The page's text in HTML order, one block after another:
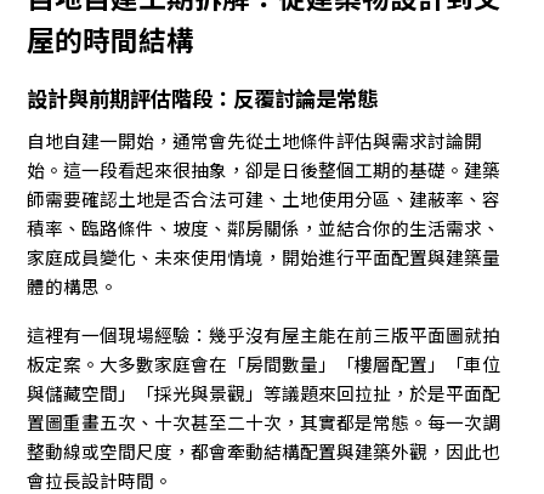
屋的時間結構
設計與前期評估階段：反覆討論是常態
自地自建一開始，通常會先從土地條件評估與需求討論開
始。這一段看起來很抽象，卻是日後整個工期的基礎。建築
師需要確認土地是否合法可建、土地使用分區、建蔽率、容
積率、臨路條件、坡度、鄰房關係，並結合你的生活需求、
家庭成員變化、未來使用情境，開始進行平面配置與建築量
體的構思。
這裡有一個現場經驗：幾乎沒有屋主能在前三版平面圖就拍
板定案。大多數家庭會在「房間數量」「樓層配置」「車位
與儲藏空間」「採光與景觀」等議題來回拉扯，於是平面配
置圖重畫五次、十次甚至二十次，其實都是常態。每一次調
整動線或空間尺度，都會牽動結構配置與建築外觀，因此也
會拉長設計時間。